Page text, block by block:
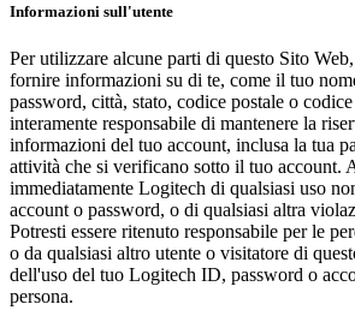
Informazioni sull'utente
Per utilizzare alcune parti di questo Sito
fornire informazioni su di te, come il tuo
password, città, stato, codice postale o
interamente responsabile di mantenere la
informazioni del tuo account, inclusa la tua
attività che si verificano sotto il tuo account.
immediatamente Logitech di qualsiasi uso
account o password, o di qualsiasi altra
Potresti essere ritenuto responsabile per le
o da qualsiasi altro utente o visitatore di
dell'uso del tuo Logitech ID, password o
persona.